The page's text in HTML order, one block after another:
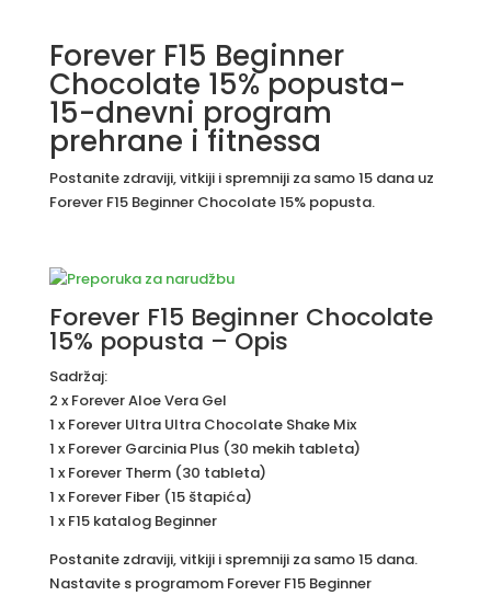
Forever F15 Beginner
Chocolate 15% popusta-
15-dnevni program
prehrane i fitnessa
Postanite zdraviji, vitkiji i spremniji za samo 15 dana uz
Forever F15 Beginner Chocolate 15% popusta.
Forever F15 Beginner Chocolate
15% popusta – Opis
Sadržaj:
2 x Forever Aloe Vera Gel
1 x Forever Ultra Ultra Chocolate Shake Mix
1 x Forever Garcinia Plus (30 mekih tableta)
1 x Forever Therm (30 tableta)
1 x Forever Fiber (15 štapića)
1 x F15 katalog Beginner
Postanite zdraviji, vitkiji i spremniji za samo 15 dana.
Nastavite s programom Forever F15 Beginner